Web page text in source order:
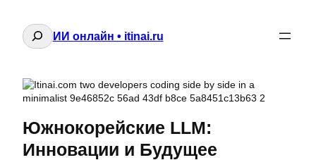
Поиск
ИИ онлайн • itinai.ru
Южнокорейские LLM:
Инновации и Будущее